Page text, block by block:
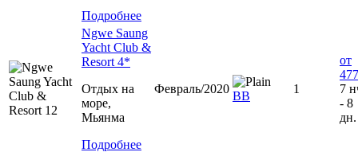
Подробнее
Ngwe Saung
Yacht Club &
Resort 4*
Отдых на
море,
Мьянма
Подробнее
Февраль/2020
BB
1
от
7
- 8
дн.